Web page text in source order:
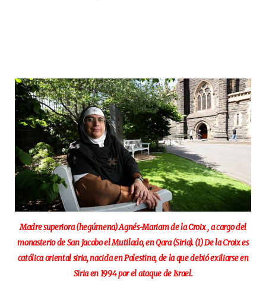
Madre superiora (hegúmena) Agnés-Mariam de la Croix , a cargo del
monasterio de San Jacobo el Mutilado, en Qara (Siria). (1) De la Croix es
católica oriental siria, nacida en Palestina, de la que debió exiliarse en
Siria en 1994 por el ataque de Israel.